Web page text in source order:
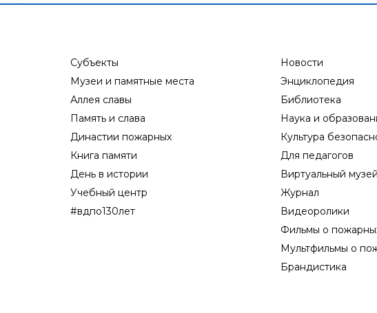
Субъекты
Музеи и памятные места
Аллея славы
Память и слава
Династии пожарных
Книга памяти
День в истории
Учебный центр
#вдпо130лет
Новости
Энциклопедия
Библиотека
Наука и
Культура
Для педагогов
Виртуальный музей
Журнал
Видеоролики
Фильмы о
Мультфильмы о
Брандистика